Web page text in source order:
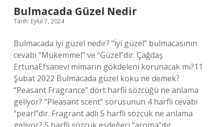
Bulmacada Güzel Nedir
Tarih: Eylül 7, 2024
Bulmacada iyi güzel nedir? “İyi güzel” bulmacasının
cevabı “Mükemmel” ve “Güzel”dir. Çağdaş
ErtunaEfsanevi mimarın gökdeleni korunacak mı?11
Şubat 2022 Bulmacada güzel koku ne demek?
“Peasant Fragrance” dört harfli sözcüğü ne anlama
geliyor? “Pleasant scent” sorusunun 4 harfli cevabı
“pearl”dir. Fragrant adlı 5 harfli sözcük ne anlama